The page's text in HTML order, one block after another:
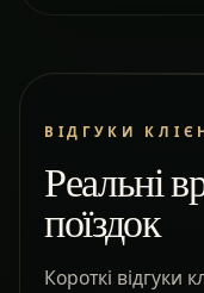
ВІДГУКИ
Реальні
поїздок
Короткі відгуки